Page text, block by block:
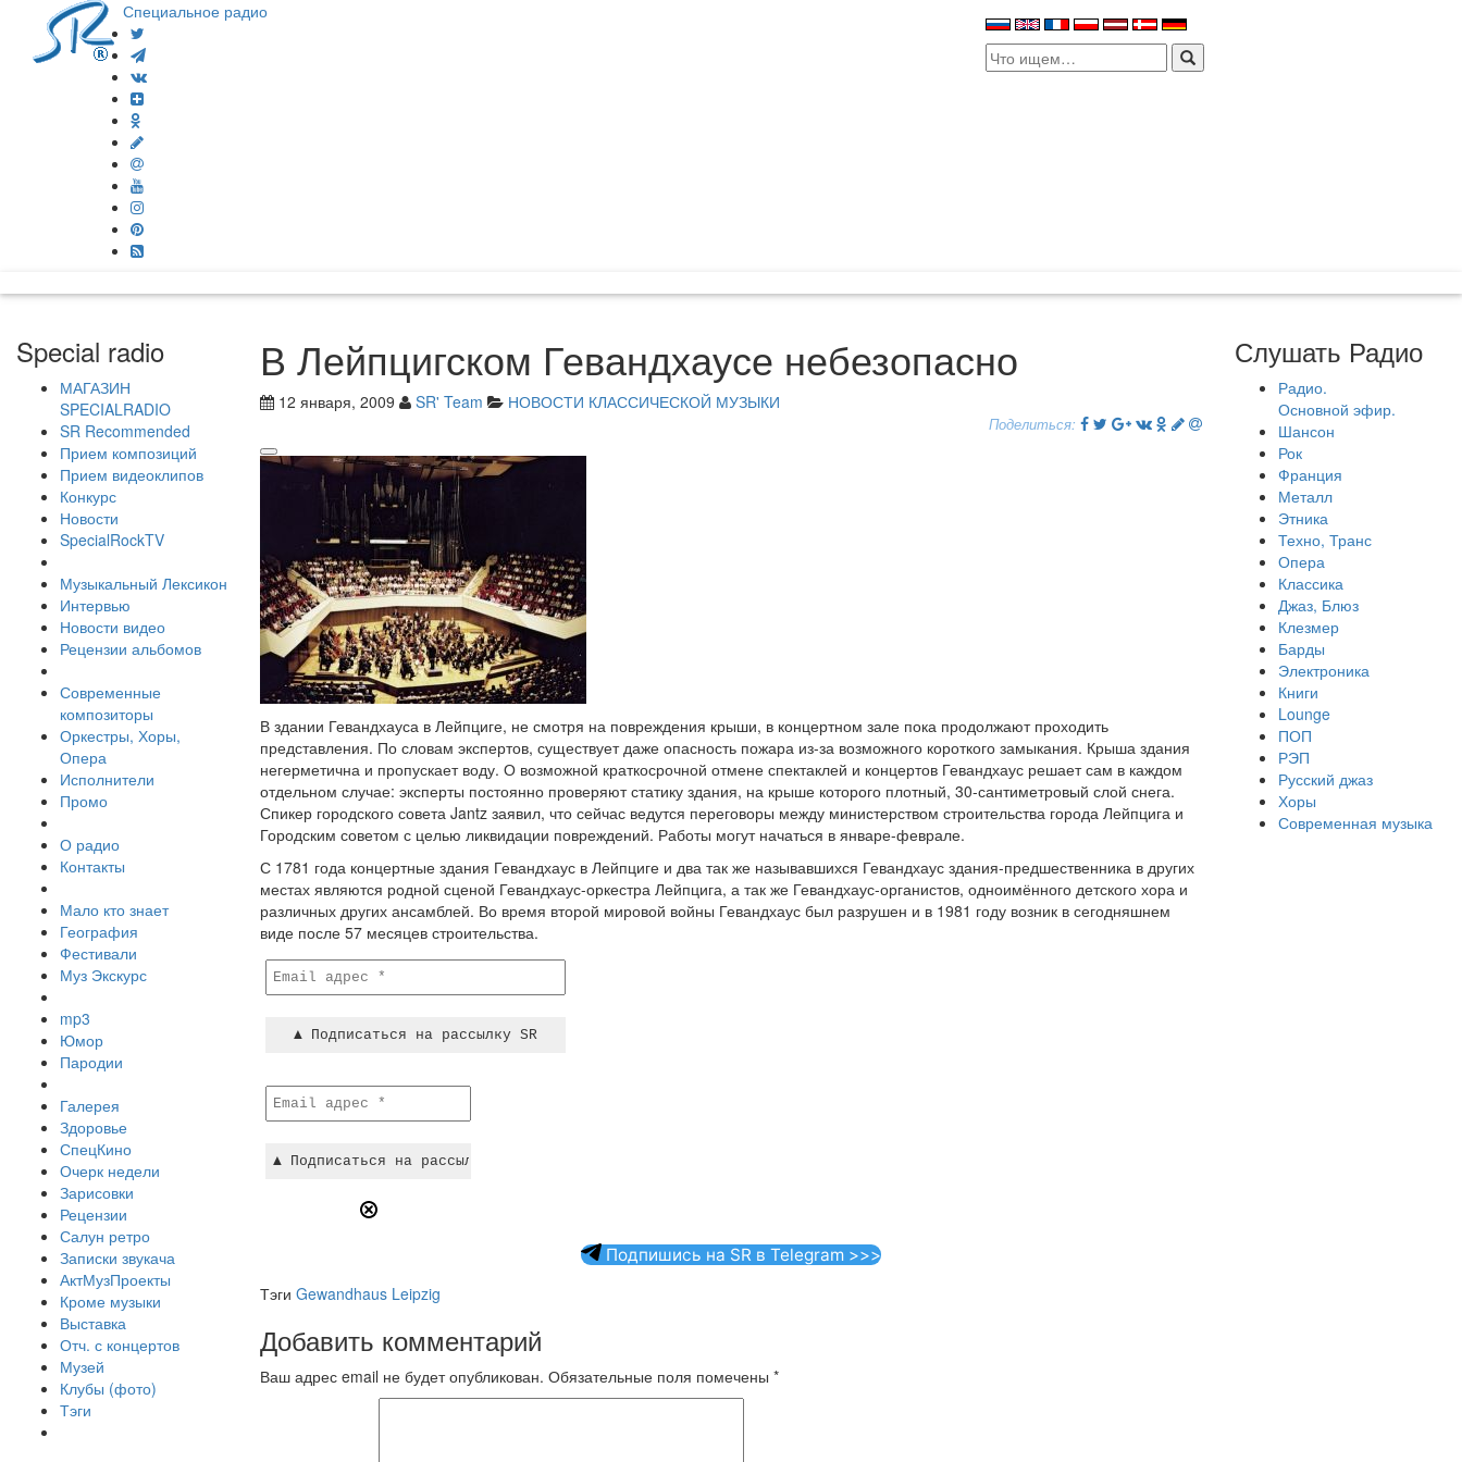
Специальное радио
Search
for:
Special radio
МАГАЗИН
SPECIALRADIO
SR Recommended
Прием композиций
Прием видеоклипов
Конкурс
Новости
SpecialRockTV
Музыкальный Лексикон
Интервью
Новости видео
Рецензии альбомов
Современные
композиторы
Оркестры, Хоры,
Опера
Исполнители
Промо
О радио
Контакты
Мало кто знает
География
Фестивали
Муз Экскурс
mp3
Юмор
Пародии
Галерея
Здоровье
СпецКино
Очерк недели
Зарисовки
Рецензии
Салун ретро
Записки звукача
АктМузПроекты
Кроме музыки
Выставка
Отч. с концертов
Музей
Клубы (фото)
Тэги
В Лейпцигском Гевандхаусе небезопасно
12 января, 2009 SR' Team НОВОСТИ КЛАССИЧЕСКОЙ МУЗЫКИ
Поделиться:
В здании Гевандхауса в Лейпциге, не смотря на повреждения крыши, в концертном зале пока продолжают проходить
представления. По словам экспертов, существует даже опасность пожара из-за возможного короткого замыкания. Крыша здания
негерметична и пропускает воду. О возможной краткосрочной отмене спектаклей и концертов Гевандхаус решает сам в каждом
отдельном случае: эксперты постоянно проверяют статику здания, на крыше которого плотный, 30-сантиметровый слой снега.
Спикер городского совета Jantz заявил, что сейчас ведутся переговоры между министерством строительства города Лейпцига и
Городским советом с целью ликвидации повреждений. Работы могут начаться в январе-феврале.
С 1781 года концертные здания Гевандхаус в Лейпциге и два так же называвшихся Гевандхаус здания-предшественника в других
местах являются родной сценой Гевандхаус-оркестра Лейпцига, а так же Гевандхаус-органистов, одноимённого детского хора и
различных других ансамблей. Во время второй мировой войны Гевандхаус был разрушен и в 1981 году возник в сегодняшнем
виде после 57 месяцев строительства.
Подпишись на SR в Telegram >>>
Тэги Gewandhaus Leipzig
Добавить комментарий
Ваш адрес email не будет опубликован. Обязательные поля помечены *
Слушать Радио
Радио.
Основной эфир.
Шансон
Рок
Франция
Металл
Этника
Техно, Транс
Опера
Классика
Джаз, Блюз
Клезмер
Барды
Электроника
Книги
Lounge
ПОП
РЭП
Русский джаз
Хоры
Современная музыка